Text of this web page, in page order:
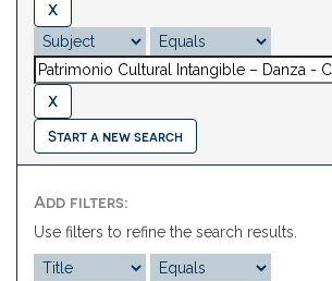
Start a new search
Add filters:
Use filters to refine the search results.